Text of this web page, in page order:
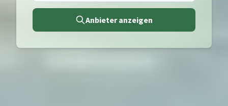
Anbieter anzeigen